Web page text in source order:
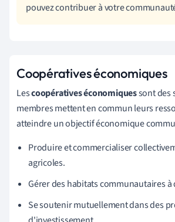
pouvez contribuer à votre
Coopératives économiques
Lescoopératives économiquessont des
membres mettent en commun leurs
atteindre un objectif économique
Produire et commercialiser
agricoles.
Gérer des habitats communautaires à
Se soutenir mutuellement dans des